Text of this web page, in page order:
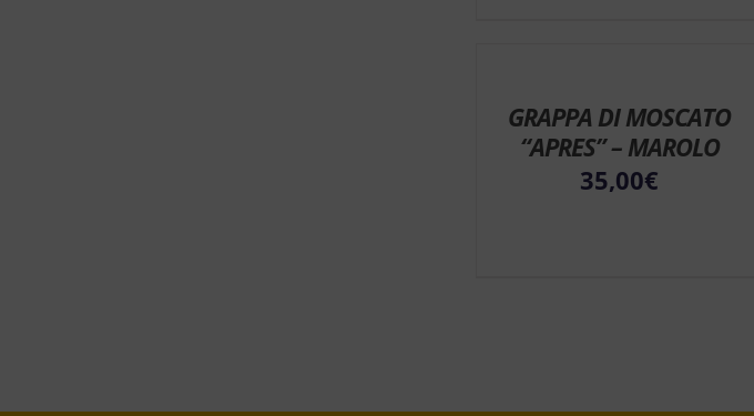
GRAPPA DI MOSCATO
“APRES” – MAROLO
35,00€